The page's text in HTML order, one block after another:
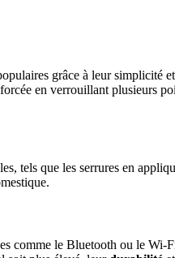
grâce à leur simplicité
en verrouillant plusieurs
tels que les serrures en
comme le Bluetooth ou le Wi-